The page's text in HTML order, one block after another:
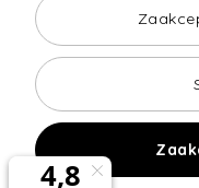
Towary dostarczają
Copyright © 2026